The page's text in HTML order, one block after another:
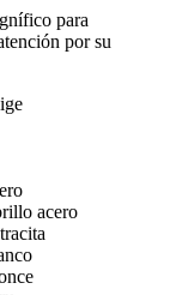
para
por su